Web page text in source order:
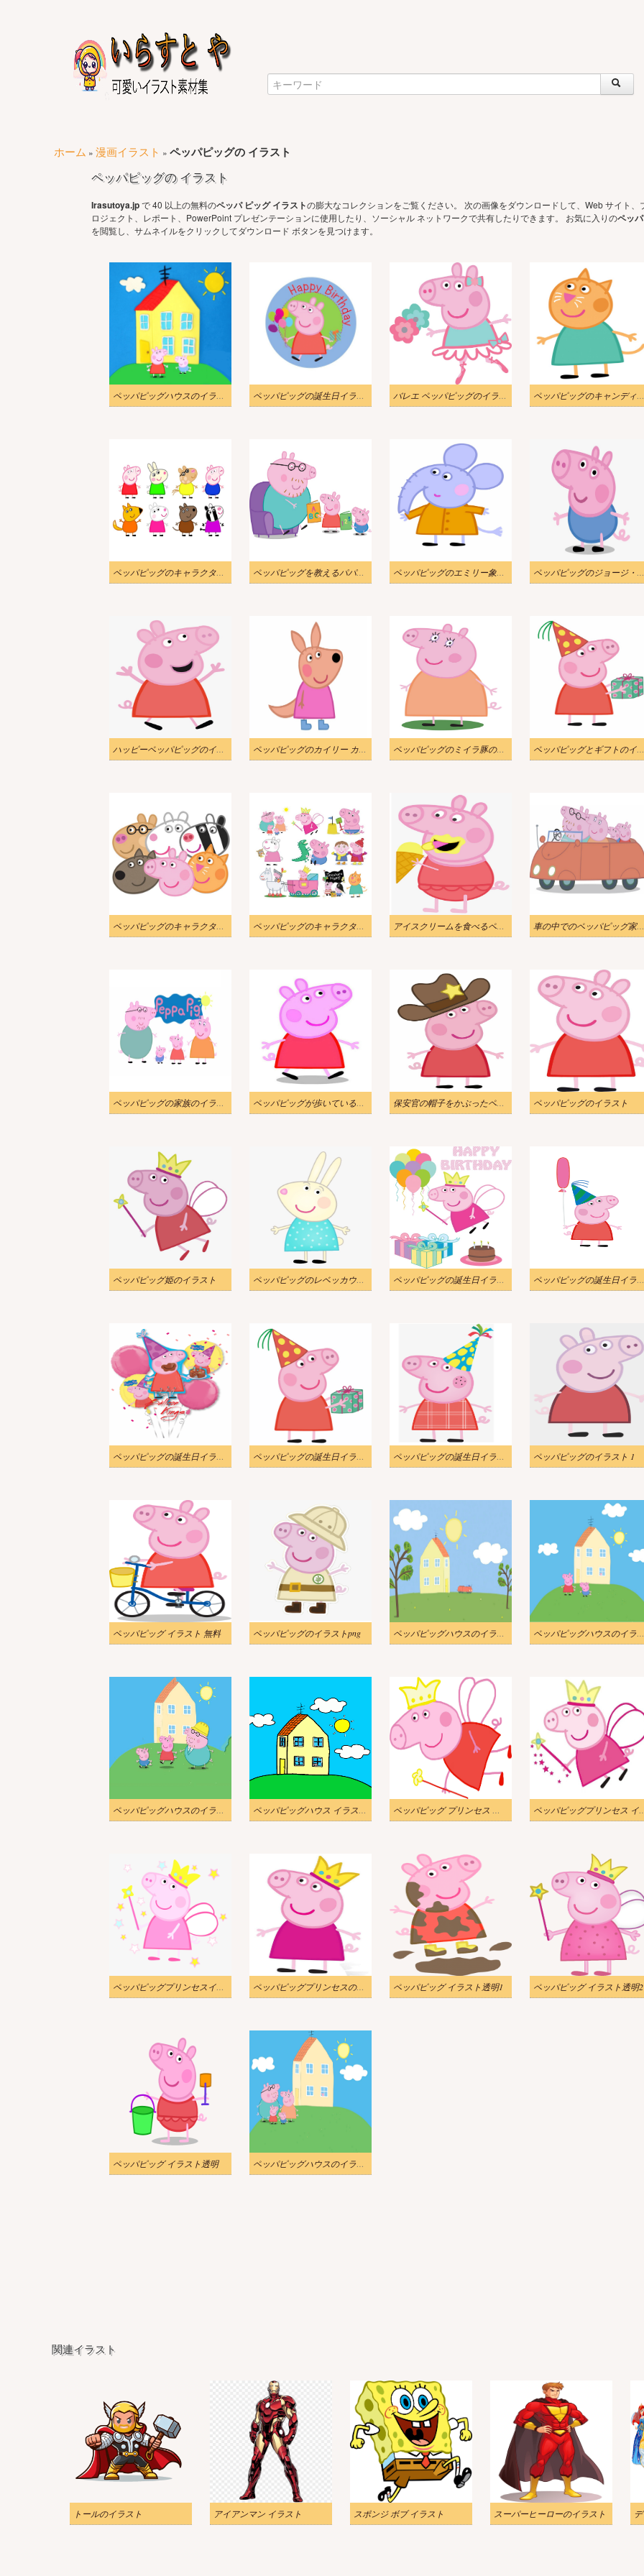
ホーム » 漫画イラスト » ペッパピッグの イラスト
ペッパピッグの イラスト
Irasutoya.jpで 40 以上の無料のペッパ ピッグ イラストの膨大なコレクションをご覧ください。 次の画像をダウンロードして、Web サイト、
ロジェクト、レポート、PowerPoint プレゼンテーションに使用したり、ソーシャル ネットワークで共有したりできます。 お気に入りのペッ
を閲覧し、サムネイルをクリックしてダウンロード ボタンを見つけます。
ペッパピッグハウスのイラストpng ペッパピッグの誕生日イラスト 1 バレエ ペッパピッグのイラスト ペッパピッグのキャンディー猫のイラスト
ペッパピッグのキャラクター イラスト ペッパピッグを教えるパパピッグのイラスト ペッパピッグのエミリー象のイラスト ペッパピッグのジョージ・ピッグのイラスト
ハッピーペッパピッグのイラスト ペッパピッグのカイリー カンガルー イラスト ペッパピッグのミイラ豚のイラスト ペッパピッグとギフトのイラスト
ペッパピッグのキャラクターの顔のイラスト ペッパピッグのキャラクターのイラスト アイスクリームを食べるペッパピッグのイラスト 車の中でのペッパピッグ家族のイラスト
ペッパピッグの家族のイラスト ペッパピッグが歩いているイラスト 保安官の帽子をかぶったペッパピッグのイラスト ペッパピッグのイラスト
ペッパピッグ姫のイラスト ペッパピッグのレベッカウサギのイラスト ペッパピッグの誕生日イラスト2 ペッパピッグの誕生日イラスト3
ペッパピッグの誕生日イラスト 無料 ペッパピッグの誕生日イラストpng ペッパピッグの誕生日イラスト ペッパピッグのイラスト 1
ペッパピッグ イラスト 無料 ペッパピッグのイラストpng ペッパピッグハウスのイラスト 1 ペッパピッグハウスのイラスト 2
ペッパピッグハウスのイラスト 3 ペッパピッグハウス イラスト 無料 ペッパピッグ プリンセス イラスト 1 ペッパピッグプリ
ペッパピッグプリンセスイラストpng ペッパピッグプリンセスのイラスト ペッパピッグ イラスト透明1 ペッパピッグ イラスト透明2
ペッパピッグ イラスト透明 ペッパピッグハウスのイラスト
関連イラスト
トールのイラスト アイアンマン イラスト スポンジ ボブ イラスト スーパーヒーローのイラスト